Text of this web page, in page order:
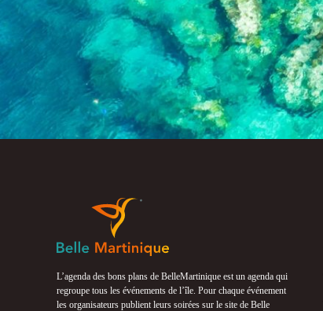
L’agenda des bons plans de BelleMartinique est un agenda qui
regroupe tous les événements de l’île. Pour chaque événement
les organisateurs publient leurs soirées sur le site de Belle